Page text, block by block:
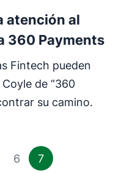
atención al
360 Payments
Fintech pueden
de “360
su camino.
6 7